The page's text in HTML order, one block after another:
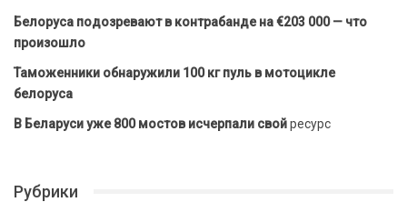
Белоруса подозревают в контрабанде на €203 000 — что
произошло
Таможенники обнаружили 100 кг пуль в мотоцикле
белоруса
В Беларуси уже 800 мостов исчерпали свойресурс
Рубрики